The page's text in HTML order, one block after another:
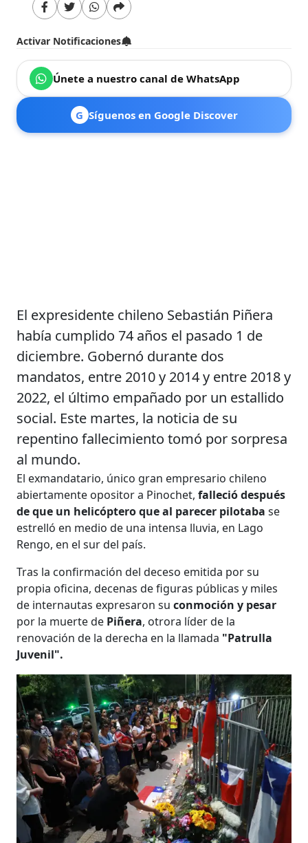
Activar Notificaciones
Únete a nuestro canal de WhatsApp
G Síguenos en Google Discover
El expresidente chileno Sebastián Piñera
había cumplido 74 años el pasado 1 de
diciembre. Gobernó durante dos
mandatos, entre 2010 y 2014 y entre 2018 y
2022, el último empañado por un estallido
social. Este martes, la noticia de su
repentino fallecimiento tomó por sorpresa
al mundo.
El exmandatario, único gran empresario chileno
abiertamente opositor a Pinochet, falleció después
de que un helicóptero que al parecer pilotabase
estrelló en medio de una intensa lluvia, en Lago
Rengo, en el sur del país.
Tras la confirmación del deceso emitida por su
propia oficina, decenas de figuras públicas y miles
de internautas expresaron suconmoción y pesar
por la muerte de Piñera, otrora líder de la
renovación de la derecha en la llamada "Patrulla
Juvenil".